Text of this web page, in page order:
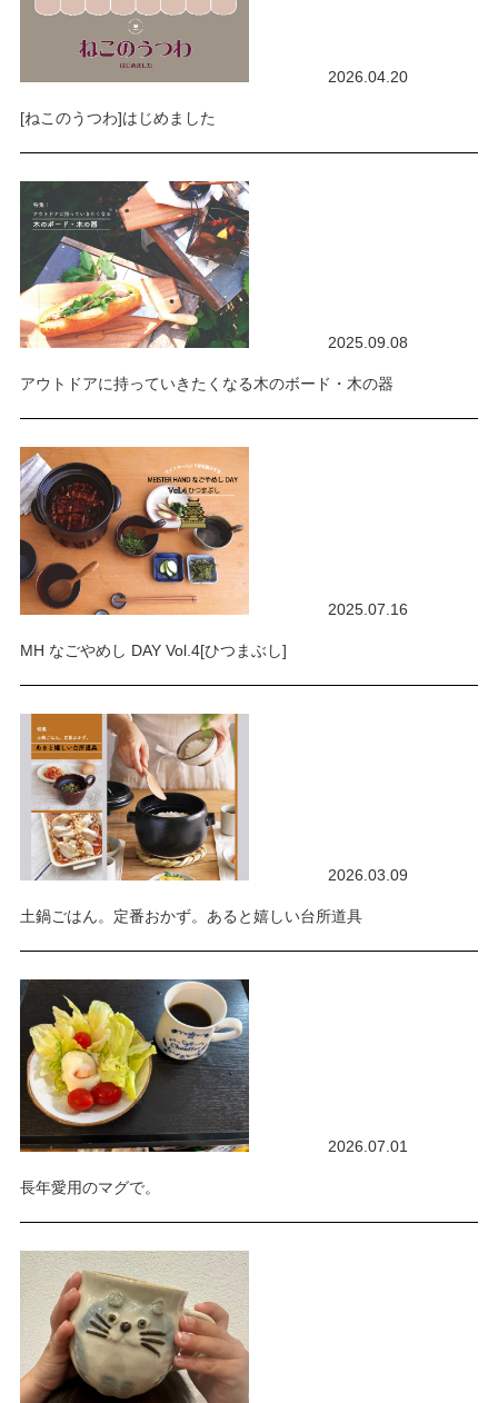
2026.04.20
[ねこのうつわ]はじめました
2025.09.08
アウトドアに持っていきたくなる木のボード・木の器
2025.07.16
MH なごやめし DAY Vol.4[ひつまぶし]
2026.03.09
土鍋ごはん。定番おかず。あると嬉しい台所道具
2026.07.01
長年愛用のマグで。